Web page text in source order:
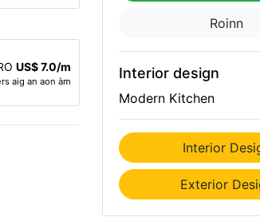
US$ 7.0/m
aig an aon àm
Roinn
Interior design
Modern Kitchen
Interior
Exterior